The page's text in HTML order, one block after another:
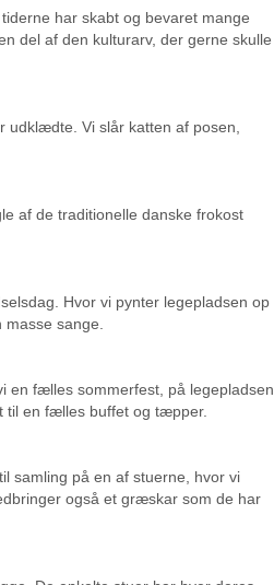
har skabt og bevaret mange
del af den kulturarv, der gerne skulle
udklædte. Vi slår katten af posen,
af de traditionelle danske frokost
Hvor vi pynter legepladsen op
sange.
en fælles sommerfest, på legepladsen,
til en fælles buffet og tæpper.
samling på en af stuerne, hvor vi
også et græskar som de har